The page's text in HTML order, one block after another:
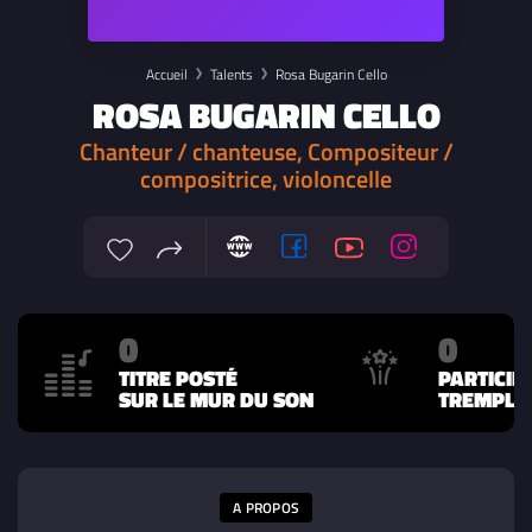
Accueil Talents Rosa Bugarin Cello
ROSA BUGARIN CELLO
Chanteur / chanteuse, Compositeur /
compositrice, violoncelle
0
TITRE POSTÉ
SUR LE MUR DU SON
0
A PROPOS